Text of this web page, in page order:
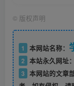
© 版权声明
1 本网站名称：
2 本站永久网址：
3 本网站的文章